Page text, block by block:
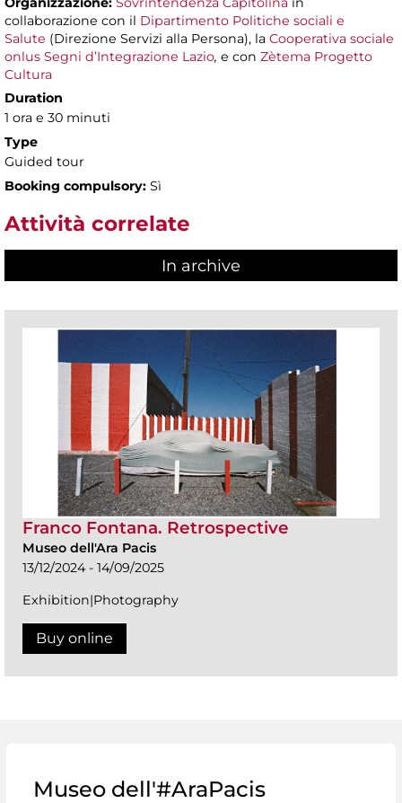
collaborazione con il Dipartimento Politiche sociali e
Salute (Direzione Servizi alla Persona), la Cooperativa sociale
onlus Segni d’Integrazione Lazio, e con Zètema Progetto
Cultura
Duration
1 ora e 30 minuti
Type
Guided tour
Booking compulsory: Sì
Attività correlate
In archive
Franco Fontana. Retrospective
Museo dell'Ara Pacis
13/12/2024 - 14/09/2025
Exhibition|Photography
Buy online
Museo dell'#AraPacis